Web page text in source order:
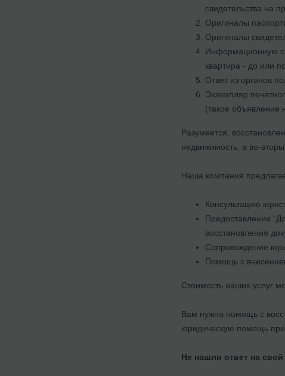
свидетельства на
Оригиналы
Оригиналы
Информационную
квартира - до или
Ответ из органов
Экземпляр
(такое объявление
Разумеется,
недвижимость, а во-
Наша компания
Консультацию
Предоставление
восстановления
Сопровождение
Помощь с
Стоимость наших услуг
Вам нужна помощь с
юридическую помощь
Не нашли ответ на